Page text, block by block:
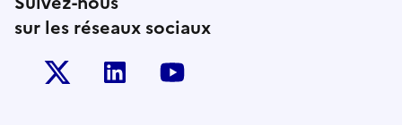
sur les réseaux sociaux
Twitter-x Linkedin